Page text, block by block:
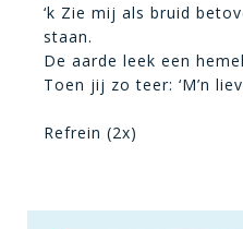
‘k Zie mij als bruid
staan.
De aarde leek een
Toen jij zo teer: ‘M’n
Refrein (2x)